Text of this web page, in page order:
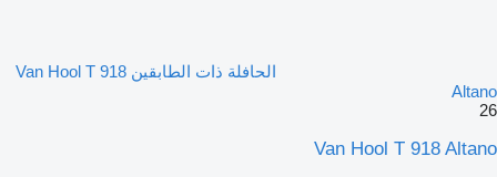
الحافلة ذات الطابقين Van Hool T 918
Altano
26
Van Hool T 918 Altano